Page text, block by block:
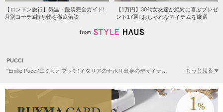
【ロンドン旅行】気温・服装完全ガイド!
月別コーデ&持ち物を徹底解説
【1万円】30代女友達が絶対に喜ぶプレゼ
ント17選!-おしゃれなアイテムを厳選
PUCCI
もっと見る